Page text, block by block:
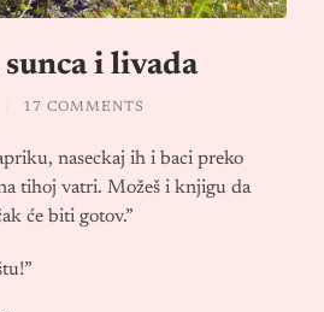
i livada
/ 17 COMMENTS
naseckaj ih i baci preko
tihoj vatri. Možeš i knjigu da
će biti gotov.”